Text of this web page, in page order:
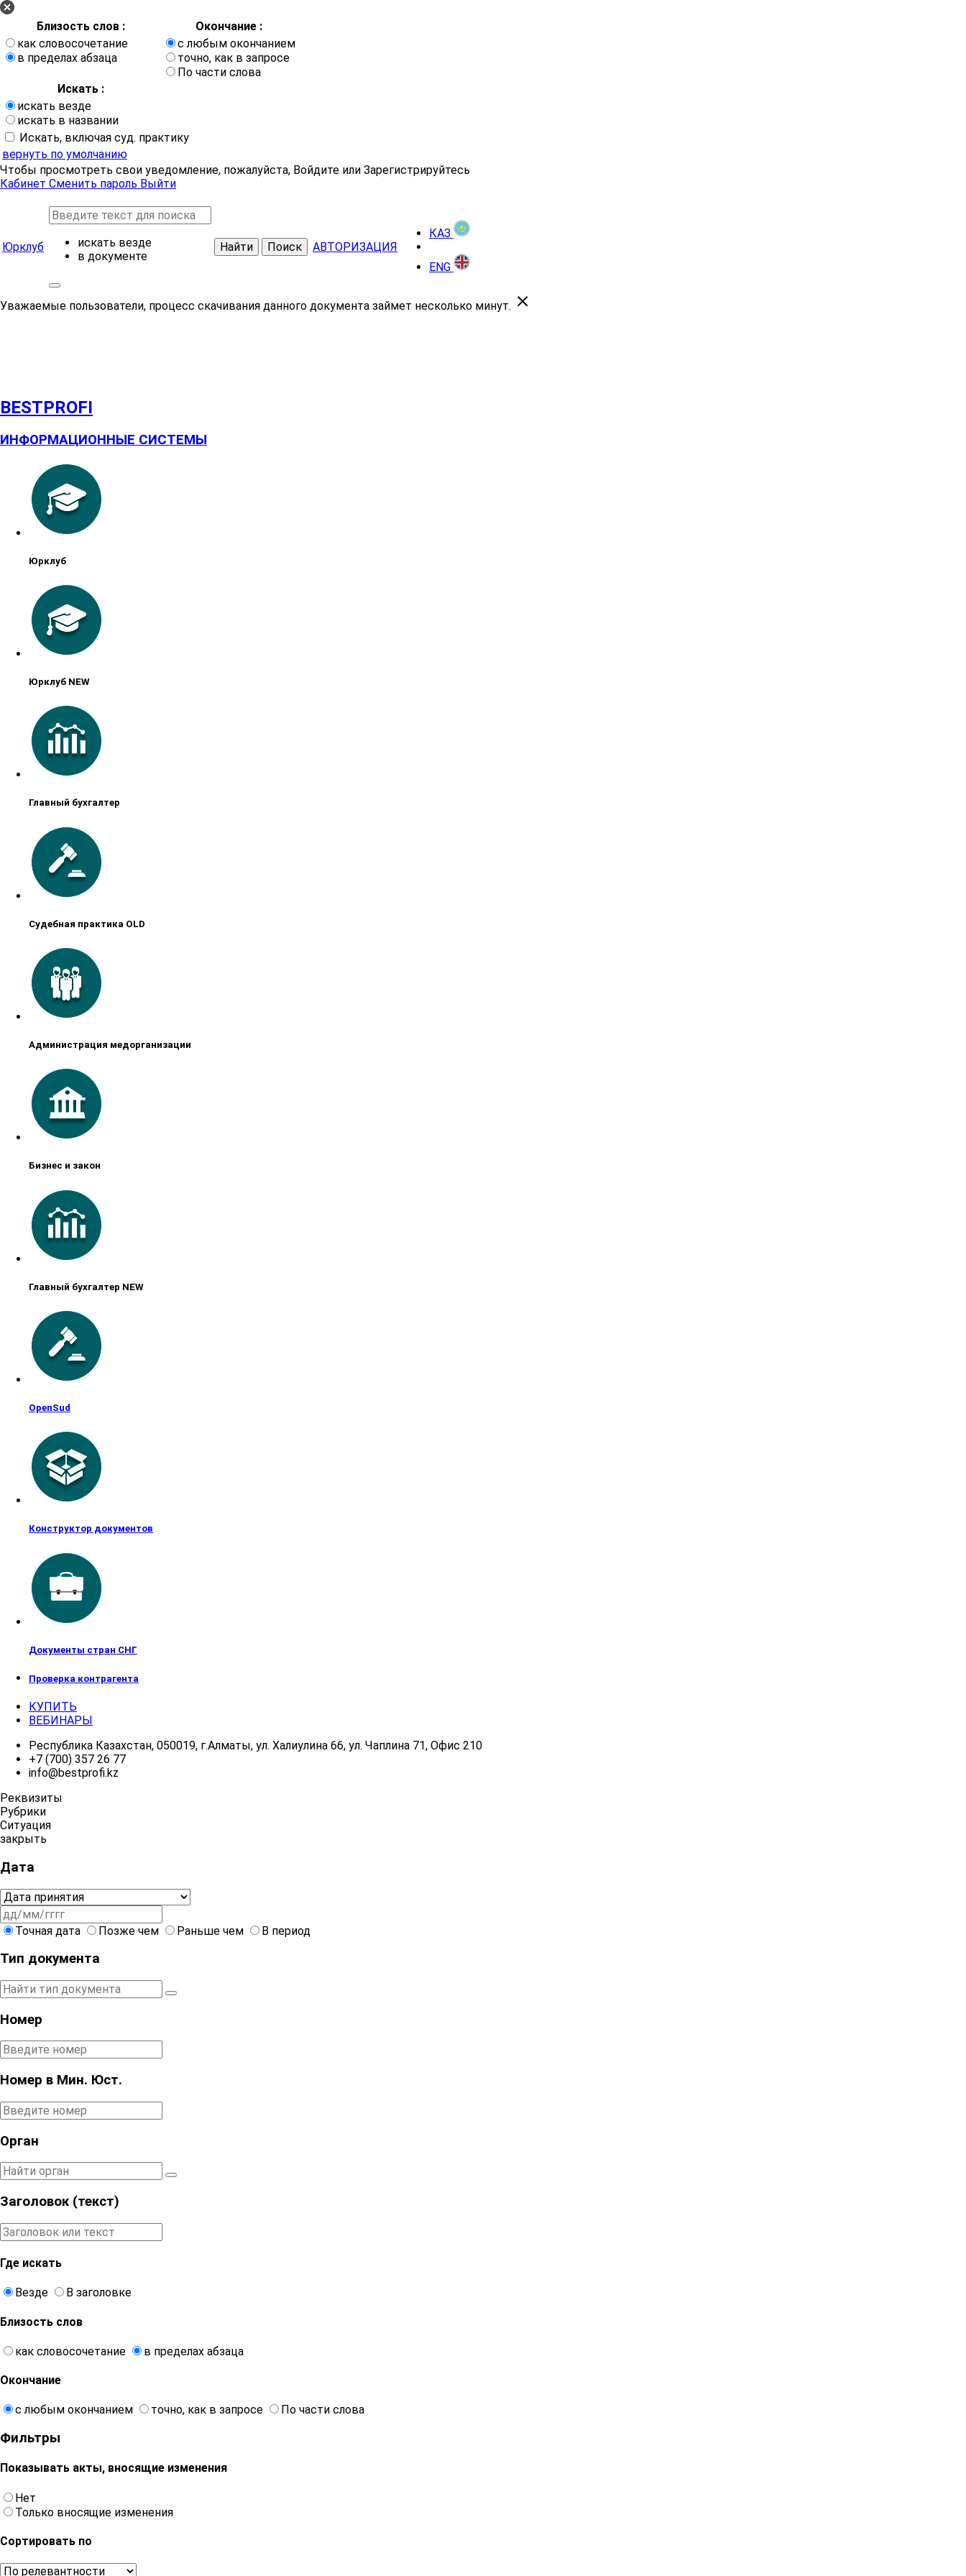
Близость слов :
Окончание :
как словосочетание
в пределах абзаца
с любым окончанием
точно, как в запросе
По части слова
Искать :
искать везде
искать в названии
Искать, включая суд. практику
вернуть по умолчанию
Чтобы просмотреть свои уведомление, пожалуйста, Войдите или Зарегистрируйтесь
Кабинет Сменить пароль Выйти
Юрклуб
искать везде
в документе
Найти Поиск АВТОРИЗАЦИЯ
КАЗ
ENG
Уважаемые пользователи, процесс скачивания данного документа займет несколько минут.
BESTPROFI
ИНФОРМАЦИОННЫЕ СИСТЕМЫ
Юрклуб
Юрклуб NEW
Главный бухгалтер
Судебная практика OLD
Администрация медорганизации
Бизнес и закон
Главный бухгалтер NEW
OpenSud
Конструктор документов
Документы стран СНГ
Проверка контрагента
КУПИТЬ
ВЕБИНАРЫ
Республика Казахстан, 050019, г.Алматы, ул. Халиулина 66, ул. Чаплина 71, Офис 210
+7 (700) 357 26 77
info@bestprofi.kz
Реквизиты
Рубрики
Ситуация
закрыть
Дата
Точная дата Позже чем Раньше чем В период
Тип документа
Номер
Номер в Мин. Юст.
Орган
Заголовок (текст)
Где искать
Везде В заголовке
Близость слов
как словосочетание в пределах абзаца
Окончание
с любым окончанием точно, как в запросе По части слова
Фильтры
Показывать акты, вносящие изменения
Нет
Только вносящие изменения
Сортировать по